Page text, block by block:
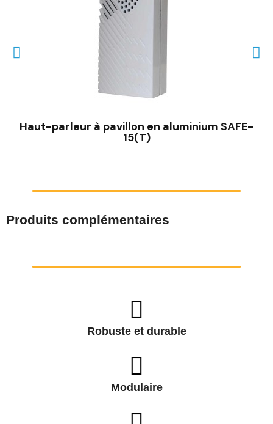
Haut-parleur à pavillon en aluminium SAFE-
15(T)
Produits complémentaires
Robuste et durable
Modulaire